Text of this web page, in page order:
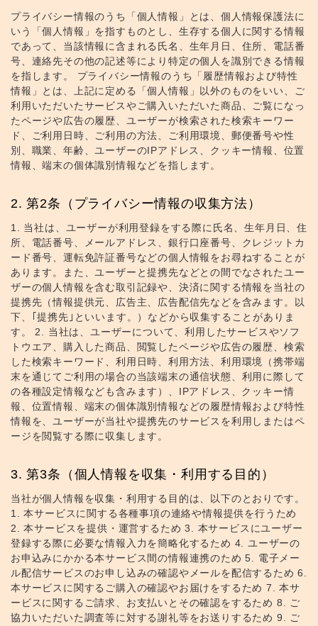
プライバシー情報のうち「個人情報」とは、個人情報保護法に
いう「個人情報」を指すものとし、生存する個人に関する情報
であって、当該情報に含まれる氏名、生年月日、住所、電話番
号、連絡先その他の記述等により特定の個人を識別できる情報
を指します。 プライバシー情報のうち「履歴情報および特性
情報」とは、上記に定める「個人情報」以外のものをいい、ご
利用いただいたサービスやご購入いただいた商品、ご覧になっ
たページや広告の履歴、ユーザーが検索された検索キーワー
ド、ご利用日時、ご利用の方法、ご利用環境、郵便番号や性
別、職業、年齢、ユーザーのIPアドレス、クッキー情報、位置
情報、端末の個体識別情報などを指します。
第2条（プライバシー情報の収集方法）
1. 当社は、ユーザーが利用登録をする際に氏名、生年月日、住
所、電話番号、メールアドレス、銀行口座番号、クレジットカ
ード番号、運転免許証番号などの個人情報をお尋ねすることが
あります。また、ユーザーと提携先などとの間でなされたユー
ザーの個人情報を含む取引記録や、決済に関する情報を当社の
提携先（情報提供元、広告主、広告配信先などを含みます。以
下、｢提携先｣といいます。）などから収集することがありま
す。 2. 当社は、ユーザーについて、利用したサービスやソフ
トウエア、購入した商品、閲覧したページや広告の履歴、検索
した検索キーワード、利用日時、利用方法、利用環境（携帯端
末を通じてご利用の場合の当該端末の通信状態、利用に際して
の各種設定情報なども含みます）、IPアドレス、クッキー情
報、位置情報、端末の個体識別情報などの履歴情報および特性
情報を、ユーザーが当社や提携先のサービスを利用しまたはペ
ージを閲覧する際に収集します。
第3条（個人情報を収集・利用する目的）
当社が個人情報を収集・利用する目的は、以下のとおりです。
1. 本サービスに関する各種事項の連絡や情報提供を行うため
2. 本サービスを提供・運営するため 3. 本サービスにユーザー
登録する際に必要な情報入力を簡略化するため 4. ユーザーの
お申込みにかかる本サービス間の情報連携のため 5. 電子メー
ル配信サービスのお申し込みの確認やメールを配信するため 6.
本サービスに関するご購入の確認やお届けをするため 7. 本サ
ービスに関するご請求、お支払いとその確認をするため 8. ご
協力いただいた調査等に対する謝礼等をお送りするため 9. ご